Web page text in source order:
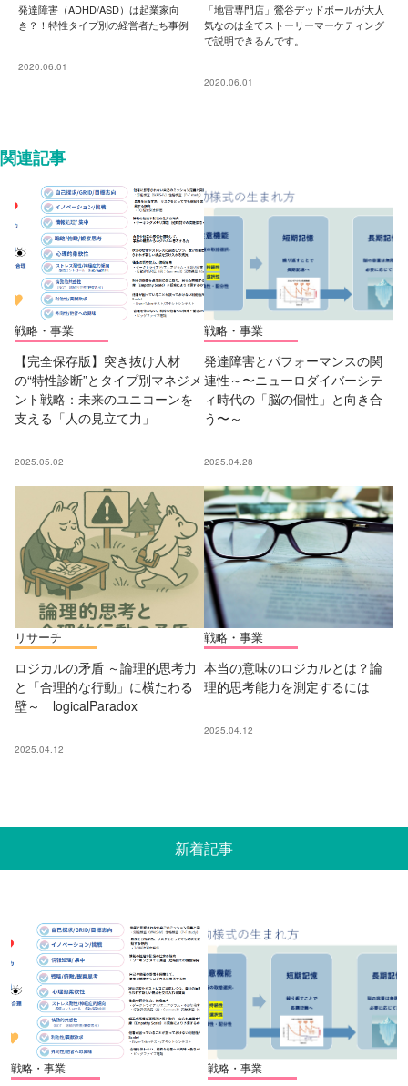
発達障害（ADHD/ASD）は起業家向
き？！特性タイプ別の経営者たち事例
2020.06.01
「地雷専門店」鶯谷デッドボールが大人
気なのは全てストーリーマーケティング
で説明できるんです。
2020.06.01
関連記事
戦略・事業
【完全保存版】突き抜け人材
の“特性診断”とタイプ別マネジメ
ント戦略：未来のユニコーンを
支える「人の見立て力」
2025.05.02
戦略・事業
発達障害とパフォーマンスの関
連性～〜ニューロダイバーシテ
ィ時代の「脳の個性」と向き合
う〜～
2025.04.28
リサーチ
ロジカルの矛盾 ～論理的思考力
と「合理的な行動」に横たわる
壁～ logicalParadox
2025.04.12
戦略・事業
本当の意味のロジカルとは？論
理的思考能力を測定するには
2025.04.12
新着記事
戦略・事業 戦略・事業